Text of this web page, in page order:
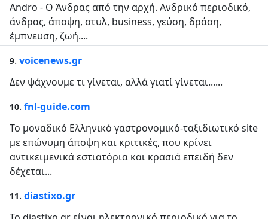
Andro - Ο Άνδρας από την αρχή. Ανδρικό περιοδικό,
άνδρας, άποψη, στυλ, business, γεύση, δράση,
έμπνευση, ζωή....
9. voicenews.gr
Δεν ψάχνουμε τι γίνεται, αλλά γιατί γίνεται......
10. fnl-guide.com
Το μοναδικό Ελληνικό γαστρονομικό-ταξιδιωτικό site
με επώνυμη άποψη και κριτικές, που κρίνει
αντικειμενικά εστιατόρια και κρασιά επειδή δεν
δέχεται...
11. diastixo.gr